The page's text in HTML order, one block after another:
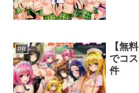
PR
【無
でコ
件